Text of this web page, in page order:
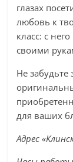
глазах
любовь к
класс: с
своими
Не забудьте
для ваших
Адрес